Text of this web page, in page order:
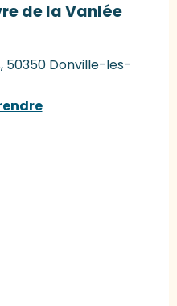
de la Vanlée
50350 Donville-les-